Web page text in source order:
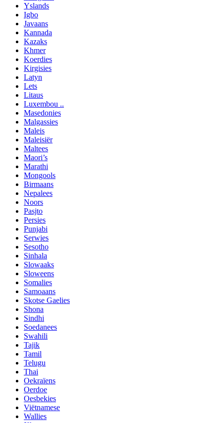
Yslands
Igbo
Javaans
Kannada
Kazaks
Khmer
Koerdies
Kirgisies
Latyn
Lets
Litaus
Luxembou ..
Masedonies
Malgassies
Maleis
Maleisiër
Maltees
Maori’s
Marathi
Mongools
Birmaans
Nepalees
Noors
Pasjto
Persies
Punjabi
Serwies
Sesotho
Sinhala
Slowaaks
Sloweens
Somalies
Samoaans
Skotse Gaelies
Shona
Sindhi
Soedanees
Swahili
Tajik
Tamil
Telugu
Thai
Oekraïens
Oerdoe
Oesbekies
Viëtnamese
Wallies